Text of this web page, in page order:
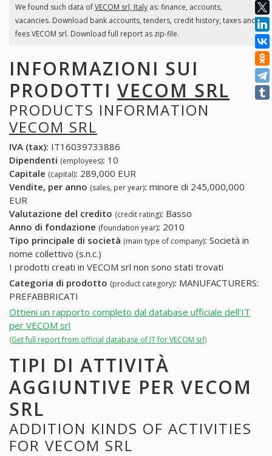
We found such data ofVECOM srl, Italyas: finance, accounts,
vacancies. Download bank accounts, tenders, credit history, taxes and
fees VECOM srl. Download full report as zip-file.
INFORMAZIONI SUI
PRODOTTI VECOM SRL
PRODUCTS INFORMATION
VECOM SRL
IVA (tax): IT16039733886
Dipendenti (employees): 10
Capitale (capital): 289,000 EUR
Vendite, per anno (sales, per year): minore di 245,000,000
EUR
Valutazione del credito (credit rating): Basso
Anno di fondazione (foundation year): 2010
Tipo principale di società (main type of company): Società in
nome collettivo (s.n.c.)
I prodotti creati in VECOM srl non sono stati trovati
Categoria di prodotto (product category): MANUFACTURERS:
PREFABBRICATI
Ottieni un rapporto completo dal database ufficiale dell'IT
per VECOM srl
(Get full report from official database of IT for VECOM srl)
TIPI DI ATTIVITÀ
AGGIUNTIVE PER VECOM
SRL
ADDITION KINDS OF ACTIVITIES
FOR VECOM SRL